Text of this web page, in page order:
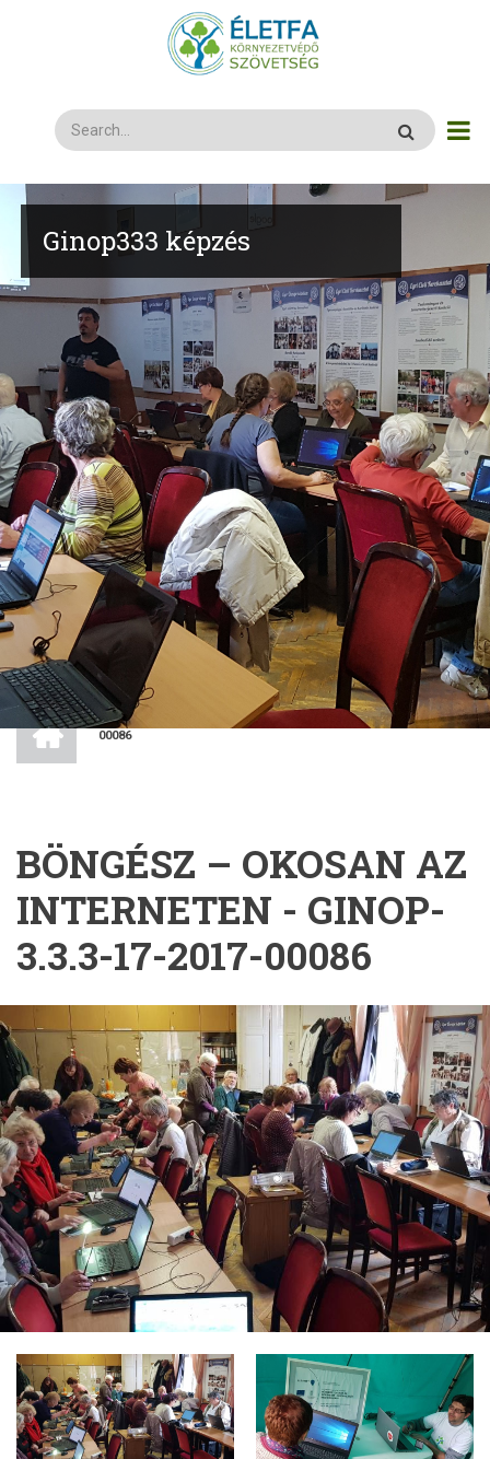
Search
Ginop333 képzés
MORZSA
CÍMLAP
BÖNGÉSZ – OKOSAN AZ INTERNETEN - GINOP-3.3.3-17-2017-
00086
BÖNGÉSZ – OKOSAN AZ
INTERNETEN - GINOP-
3.3.3-17-2017-00086